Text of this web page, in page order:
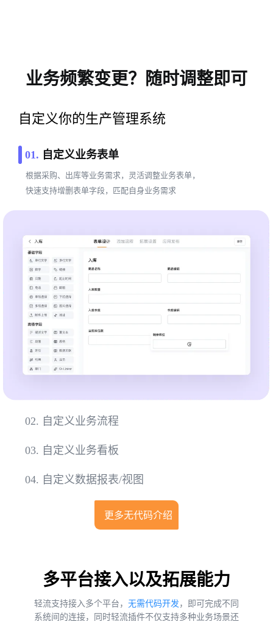
业务频繁变更？随时调整即可
自定义你的生产管理系统
01. 自定义业务表单
根据采购、出库等业务需求，灵活调整业务表单，
快速支持增删表单字段，匹配自身业务需求
02. 自定义业务流程
03. 自定义业务看板
04. 自定义数据报表/视图
更多无代码介绍
多平台接入以及拓展能力
轻流支持接入多个平台， 无需代码开发，即可完成不同
系统间的连接，同时轻流插件不仅支持多种业务场景还